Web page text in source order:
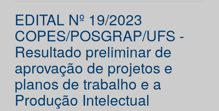
EDITAL Nº 19/2023
COPES/POSGRAP/UFS -
Resultado preliminar de
aprovação de projetos e
planos de trabalho e a
Produção Intelectual